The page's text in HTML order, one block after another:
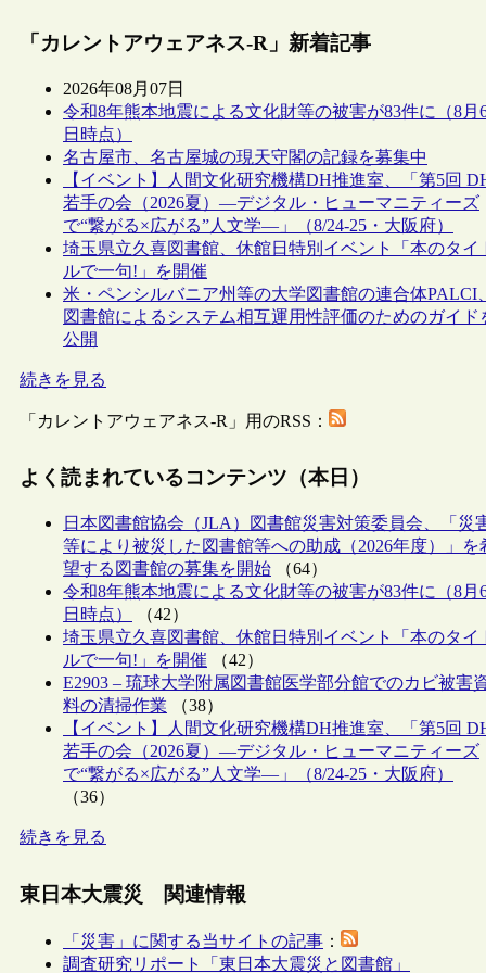
「カレントアウェアネス-R」新着記事
2026年08月07日
令和8年熊本地震による文化財等の被害が83件に（8月
日時点）
名古屋市、名古屋城の現天守閣の記録を募集中
【イベント】人間文化研究機構DH推進室、「第5回
若手の会（2026夏）―デジタル・ヒューマニティーズ
で“繋がる×広がる”人文学―」（8/24-25・大阪府）
埼玉県立久喜図書館、休館日特別イベント「本のタイ
ルで一句!」を開催
米・ペンシルバニア州等の大学図書館の連合体PALCI、
図書館によるシステム相互運用性評価のためのガイド
公開
続きを見る
「カレントアウェアネス-R」用のRSS：
よく読まれているコンテンツ（本日）
日本図書館協会（JLA）図書館災害対策委員会、「災
等により被災した図書館等への助成（2026年度）」を
望する図書館の募集を開始 （64）
令和8年熊本地震による文化財等の被害が83件に（8月
日時点）
（42）
埼玉県立久喜図書館、休館日特別イベント「本のタイ
ルで一句!」を開催 （42）
E2903 – 琉球大学附属図書館医学部分館でのカビ被害
料の清掃作業 （38）
【イベント】人間文化研究機構DH推進室、「第5回
若手の会（2026夏）―デジタル・ヒューマニティーズ
で“繋がる×広がる”人文学―」（8/24-25・大阪府）
（36）
続きを見る
東日本大震災 関連情報
「災害」に関する当サイトの記事 ：
調査研究リポート「東日本大震災と図書館」